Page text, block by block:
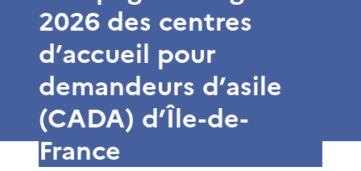
2026 des centres
d’accueil pour
demandeurs d’asile
(CADA) d’Île-de-
France